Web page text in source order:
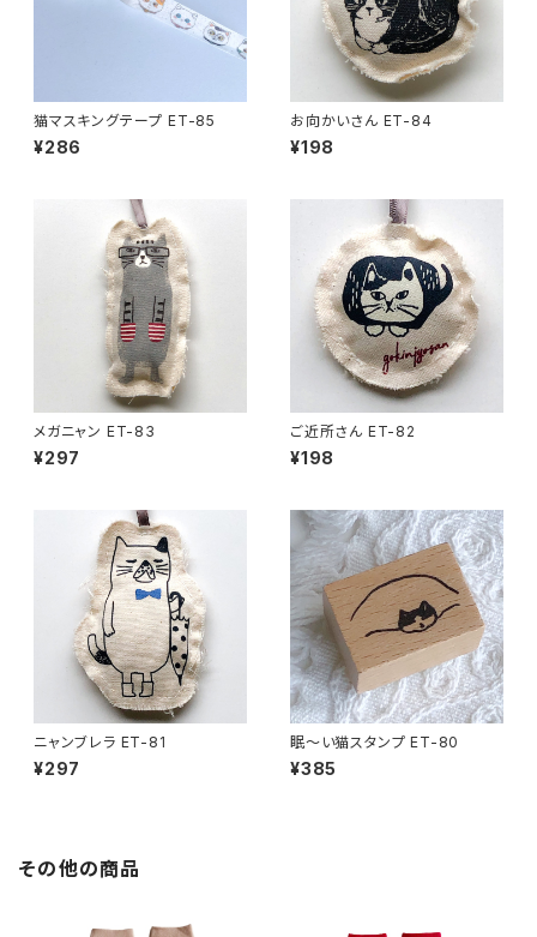
猫マスキングテープ ET-85
¥286
お向かいさん ET-84
¥198
メガニャン ET-83
¥297
ご近所さん ET-82
¥198
ニャンブレラ ET-81
¥297
眠〜い猫スタンプ ET-80
¥385
その他の商品